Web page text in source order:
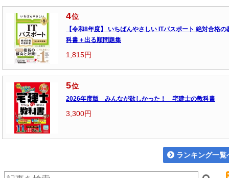
4位
【令和8年度】 いちばんやさしい ITパスポート 絶対合格の
科書＋出る順問題集
1,815円
5位
2026年度版 みんなが欲しかった！ 宅建士の教科書
3,300円
ランキング一覧